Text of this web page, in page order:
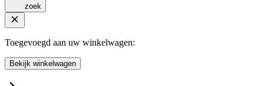
zoek
Toegevoegd aan uw winkelwagen:
Bekijk winkelwagen